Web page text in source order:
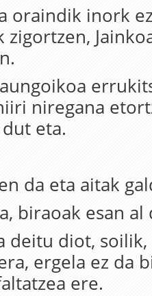
oraindik inork
zigortzen,
niregana
eta.
da eta aitak
biraoak esan al
deitu diot,
ergela ez da
ere.